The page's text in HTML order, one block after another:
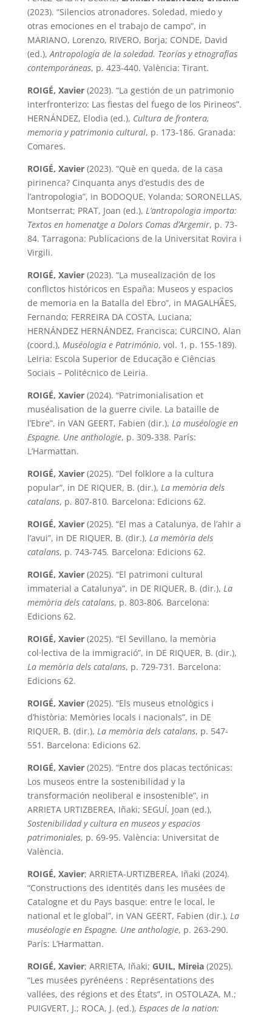
(2023). “Silencios atronadores. Soledad, miedo y
otras emociones en el trabajo de campo”, in
MARIANO, Lorenzo, RIVERO, Borja; CONDE, David
(ed.),Antropología de la soledad. Teorías y etnografías
contemporáneas, p. 423-440. València: Tirant.
ROIGÉ, Xavier(2023). “La gestión de un patrimonio
interfronterizo: Las fiestas del fuego de los Pirineos”.
HERNÁNDEZ, Elodia (ed.), Cultura de frontera,
memoria y patrimonio cultural, p. 173-186. Granada:
Comares.
ROIGÉ, Xavier(2023). “Què en queda, de la casa
pirinenca? Cinquanta anys d’estudis des de
l’antropologia”, in BODOQUE, Yolanda; SORONELLAS,
Montserrat; PRAT, Joan (ed.), L’antropologia importa:
Textos en homenatge a Dolors Comas d’Argemir, p. 73-
84. Tarragona: Publicacions de la Universitat Rovira i
Virgili.
ROIGÉ, Xavier(2023). “La musealización de los
conflictos históricos en España: Museos y espacios
de memoria en la Batalla del Ebro”, in MAGALHÃES,
Fernando; FERREIRA DA COSTA, Luciana;
HERNÁNDEZ HERNÁNDEZ, Francisca; CURCINO, Alan
(coord.), Muséologia e Património, vol. 1, p. 155-189).
Leiria: Escola Superior de Educação e Ciências
Sociais – Politécnico de Leiria.
ROIGÉ, Xavier(2024). “Patrimonialisation et
muséalisation de la guerre civile. La bataille de
l’Ebre”, in VAN GEERT, Fabien (dir.), La muséologie en
Espagne. Une anthologie, p. 309-338. París:
L’Harmattan.
ROIGÉ, Xavier(2025). “Del folklore a la cultura
popular”, in DE RIQUER, B. (dir.), La memòria dels
catalans, p. 807-810. Barcelona: Edicions 62.
ROIGÉ, Xavier(2025). “El mas a Catalunya, de l’ahir a
l’avui”, in DE RIQUER, B. (dir.), La memòria dels
catalans, p. 743-745. Barcelona: Edicions 62.
ROIGÉ, Xavier(2025). “El patrimoni cultural
immaterial a Catalunya”, in DE RIQUER, B. (dir.), La
memòria dels catalans, p. 803-806. Barcelona:
Edicions 62.
ROIGÉ, Xavier(2025). “El Sevillano, la memòria
col·lectiva de la immigració”, in DE RIQUER, B. (dir.),
La memòria dels catalans, p. 729-731. Barcelona:
Edicions 62.
ROIGÉ, Xavier(2025). “Els museus etnològics i
d’història: Memòries locals i nacionals”, in DE
RIQUER, B. (dir.), La memòria dels catalans, p. 547-
551. Barcelona: Edicions 62.
ROIGÉ, Xavier(2025). “Entre dos placas tectónicas:
Los museos entre la sostenibilidad y la
transformación neoliberal e insostenible”, in
ARRIETA URTIZBEREA, Iñaki; SEGUÍ, Joan (ed.),
Sostenibilidad y cultura en museos y espacios
patrimoniales, p. 69-95. València: Universitat de
València.
ROIGÉ, Xavier; ARRIETA-URTIZBEREA, Iñaki (2024).
“Constructions des identités dans les musées de
Catalogne et du Pays basque: entre le local, le
national et le global”, in VAN GEERT, Fabien (dir.), La
muséologie en Espagne. Une anthologie, p. 263-290.
París: L’Harmattan.
ROIGÉ, Xavier; ARRIETA, Iñaki; GUIL, Mireia(2025).
“Les musées pyrénéens : Représentations des
vallées, des régions et des États”, in OSTOLAZA, M.;
PUIGVERT, J.; ROCA, J. (ed.), Espaces de la nation: